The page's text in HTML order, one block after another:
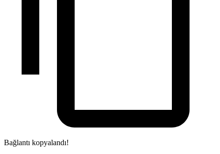
Bağlantı kopyalandı!